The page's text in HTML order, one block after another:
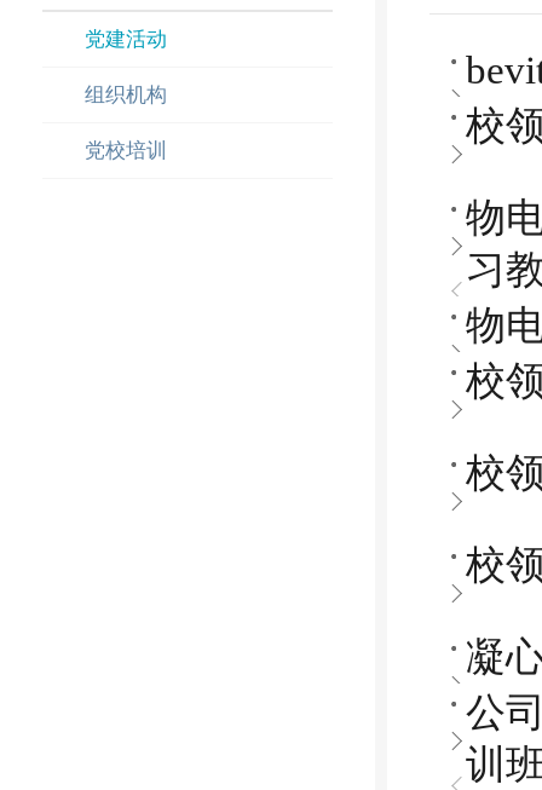
党建活动
组织机构
党校培训
校
物
习
物
校
校
校
凝
公
训